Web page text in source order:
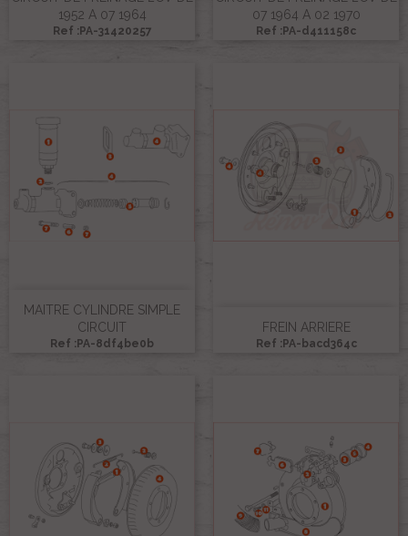
1952 A 07 1964
Ref :PA-31420257
07 1964 A 02 1970
Ref :PA-d411158c
MAITRE CYLINDRE SIMPLE
CIRCUIT
Ref :PA-8df4be0b
FREIN ARRIERE
Ref :PA-bacd364c